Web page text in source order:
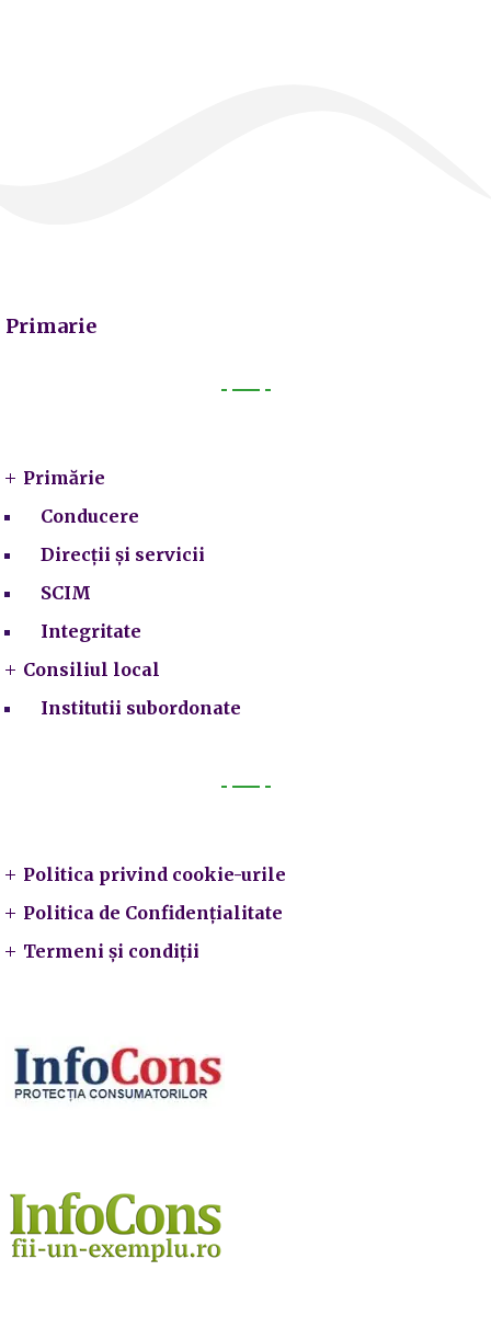
Primarie
Primărie
Conducere
Direcții și servicii
SCIM
Integritate
Consiliul local
Institutii subordonate
Politica privind cookie-urile
Politica de Confidențialitate
Termeni și condiții